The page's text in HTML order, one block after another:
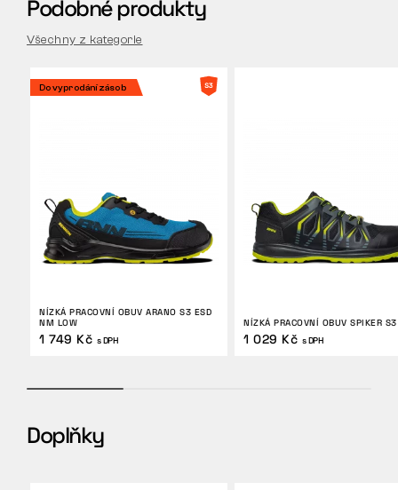
Podobné produkty
Všechny z kategorie
Do vyprodání zásob
NÍZKÁ PRACOVNÍ OBUV ARANO S3 ESD
NM LOW
1 749 Kč s DPH
NÍZKÁ PRACOVNÍ OBUV SPIKER
1 029 Kč s DPH
Doplňky